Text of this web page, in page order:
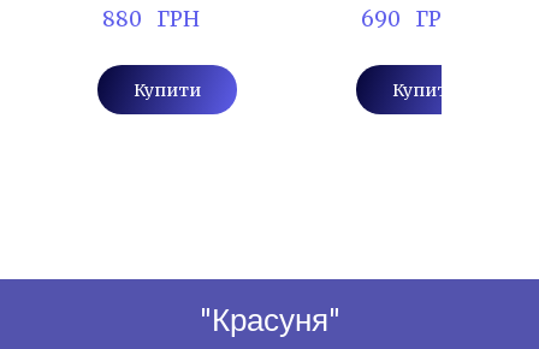
880   ГРН
Купити
690   ГРН
Купити
"Красуня"